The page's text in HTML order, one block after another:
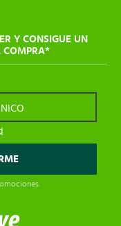
Y CONSIGUE UN
COMPRA*